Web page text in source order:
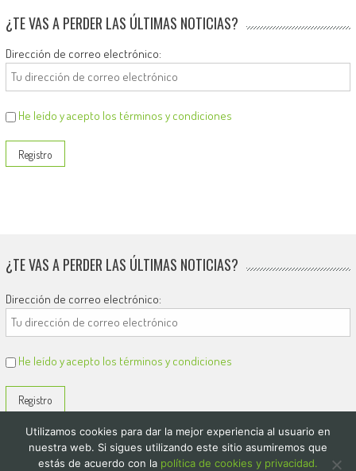
¿TE VAS A PERDER LAS ÚLTIMAS NOTICIAS?
Dirección de correo electrónico:
He leído y acepto los términos y condiciones
¿TE VAS A PERDER LAS ÚLTIMAS NOTICIAS?
Dirección de correo electrónico:
He leído y acepto los términos y condiciones
Utilizamos cookies para dar la mejor experiencia al usuario en
nuestra web. Si sigues utilizando este sitio asumiremos que
estás de acuerdo con la política de cookies y privacidad.